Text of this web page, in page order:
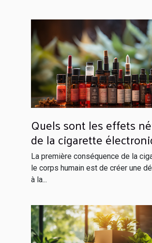
Quels sont les effets
de la cigarette
La première conséquence de la
le corps humain est de créer une
à la...